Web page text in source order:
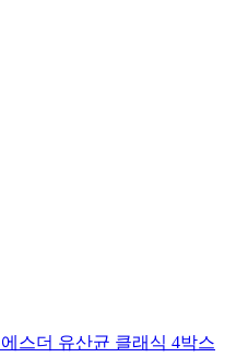
스더 유산균 클래식 4박스